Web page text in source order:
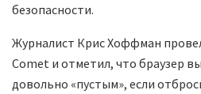
безопасности.
Журналист Крис Хоффман
Comet и отметил, что браузер
довольно «пустым», если